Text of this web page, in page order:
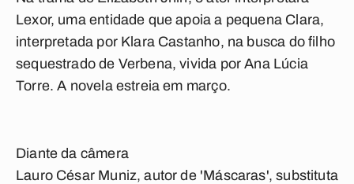
Lexor, uma entidade que apoia a pequena Clara,
interpretada por Klara Castanho, na busca do filho
sequestrado de Verbena, vivida por Ana Lúcia
Torre. A novela estreia em março.
Diante da câmera
Lauro César Muniz, autor de 'Máscaras', substituta